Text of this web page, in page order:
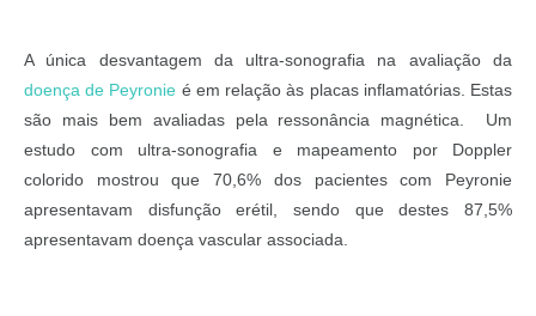
A única desvantagem da ultra-sonografia na avaliação da
doença de Peyronie é em relação às placas inflamatórias. Estas
são mais bem avaliadas pela ressonância magnética. Um
estudo com ultra-sonografia e mapeamento por Doppler
colorido mostrou que 70,6% dos pacientes com Peyronie
apresentavam disfunção erétil, sendo que destes 87,5%
apresentavam doença vascular associada.